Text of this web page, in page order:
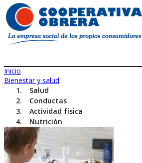
Inicio
Bienestar y salud
Salud
Conductas
Actividad física
Nutrición